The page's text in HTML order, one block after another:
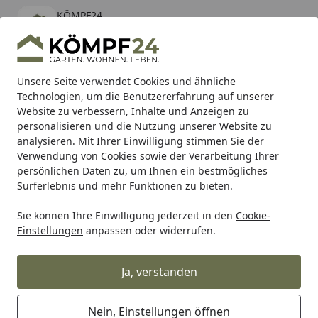
Unsere Seite verwendet Cookies und ähnliche
Technologien, um die Benutzererfahrung auf unserer
Website zu verbessern, Inhalte und Anzeigen zu
personalisieren und die Nutzung unserer Website zu
analysieren. Mit Ihrer Einwilligung stimmen Sie der
Verwendung von Cookies sowie der Verarbeitung Ihrer
persönlichen Daten zu, um Ihnen ein bestmögliches
Surferlebnis und mehr Funktionen zu bieten.
Sie können Ihre Einwilligung jederzeit in den Cookie-
Einstellungen anpassen oder widerrufen.
Ja, verstanden
Nein, Einstellungen öffnen
KÖMPF24
kostenlos - Im App Store
Hotline
Alle Produkte
Mein Konto
Suchen
Karibu Pools inkl. gratis Sandfilteranlage & Pool-
Starterset (Gesamtwert bis 468,99€)
Startseite
Auto & Zweirad Motorradzubehör & Werkzeuge
Supersprox Alu-Kettenrad 520 43Z